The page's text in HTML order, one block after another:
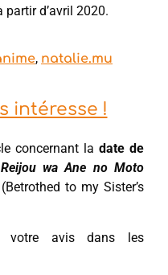
partir d’avril 2020.
, natalie.mu
intéresse !
concernant la date de
wa Ane no Moto
(Betrothed to my Sister’s
votre avis dans les